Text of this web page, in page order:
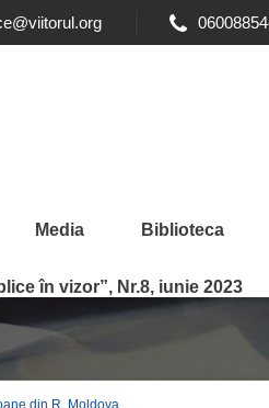
Media Biblioteca
în vizor”, Nr.8, iunie 2023
UTA
din R. Moldova